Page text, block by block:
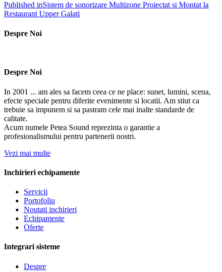
Published inSistem de sonorizare Multizone Proiectat si Montat la
Restaurant Upper Galati
Despre Noi
Despre Noi
In 2001 ... am ales sa facem ceea ce ne place: sunet, lumini, scena,
efecte speciale pentru diferite evenimente si locatii. Am stiut ca
trebuie sa impunem si sa pastram cele mai inalte standarde de
calitate.
Acum numele Petea Sound reprezinta o garantie a
profesionalismului pentru partenerii nostri.
Vezi mai multe
Inchirieri echipamente
Servicii
Portofoliu
Noutati inchirieri
Echipamente
Oferte
Integrari sisteme
Despre